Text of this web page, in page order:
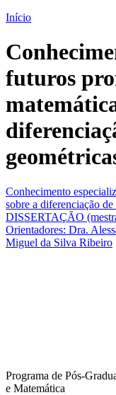
Início
futuros
Conhecimento
sobre a diferenciação
DISSERTAÇÃO
Orientadores: Dra.
Miguel da Silva Ribeiro
Programa de Pós-
e Matemática